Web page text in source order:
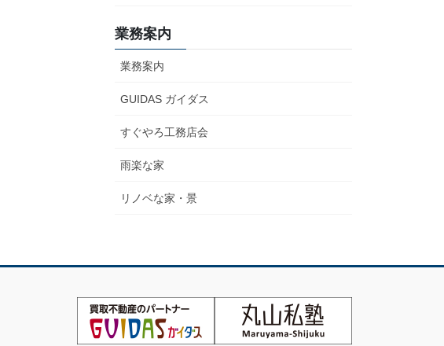
業務案内
業務案内
GUIDAS ガイダス
すぐやろ工務店会
雨楽な家
リノベな家・景